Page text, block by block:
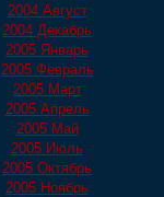
2004 Август
2004 Декабрь
2005 Январь
2005 Февраль
2005 Март
2005 Апрель
2005 Май
2005 Июль
2005 Октябрь
2005 Ноябрь